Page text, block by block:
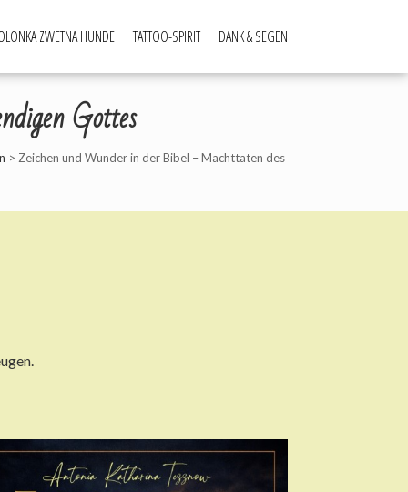
ZWETNA HUNDE TATTOO-SPIRIT DANK & SEGEN
Gottes
> Zeichen und Wunder in der Bibel – Machttaten des